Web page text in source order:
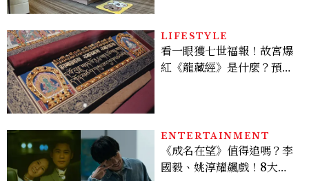
LIFESTYLE
看一眼獲七世福報！故宮爆
紅《龍藏經》是什麼？預約
ENTERTAINMENT
《成名在望》值得追嗎？李
國毅、姚淳耀飆戲！8大看